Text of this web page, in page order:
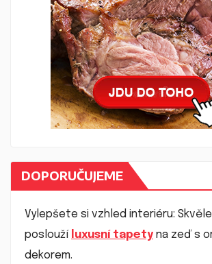
DOPORUČUJEME
Vylepšete si vzhled interiéru:
poslouží
luxusní tapety na zeď s
dekorem.